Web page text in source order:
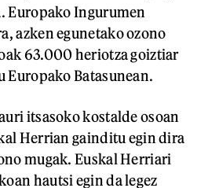
Europako Ingurumen
azken egunetako ozono
63.000 heriotza goiztiar
Europako Batasunean.
itsasoko kostalde osoan
Herrian gainditu egin dira
mugak. Euskal Herriari
hautsi egin da legez